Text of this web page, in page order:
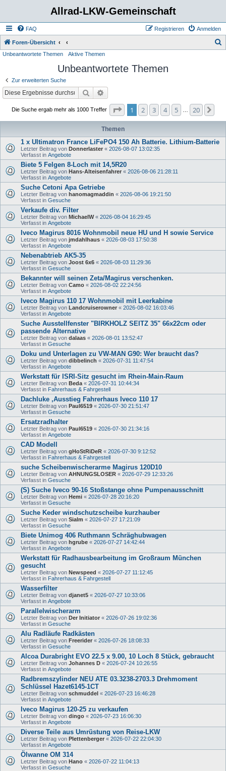
Allrad-LKW-Gemeinschaft
FAQ Anmelden
Registrieren
Foren-Übersicht
Unbeantwortete Themen Aktive Themen
Unbeantwortete Themen
Zur erweiterten Suche
Suche
Die Suche ergab mehr als 1000 Treffer Seite von
1 2 3 4 5 20
Themen
1 x Ultimatron France LiFePO4 150 Ah Batterie. Lithium-Batterie
Letzter Beitrag von Donnerlaster « 2026-08-07 13:02:35
Verfasst in Angebote
Biete 5 Felgen 8-Loch mit 14,5R20
Letzter Beitrag von Hans-Alteisenfahrer « 2026-08-06 21:28:11
Verfasst in Angebote
Suche Cetoni Apa Getriebe
Letzter Beitrag von hanomagmaddin « 2026-08-06 19:21:50
Verfasst in Gesuche
Verkaufe div. Filter
Letzter Beitrag von MichaelW« 2026-08-04 16:29:45
Verfasst in Angebote
Iveco Magirus 8016 Wohnmobil neue HU und H sowie Service
Letzter Beitrag von jmdahlhaus « 2026-08-03 17:50:38
Verfasst in Angebote
Nebenabtrieb AK5-35
Letzter Beitrag von Joost 6x6 « 2026-08-03 11:29:36
Verfasst in Gesuche
Bekannter will seinen Zeta/Magirus verschenken.
Letzter Beitrag von Camo « 2026-08-02 22:24:56
Verfasst in Angebote
Iveco Magirus 110 17 Wohnmobil mit Leerkabine
Letzter Beitrag von Landcruiserowner « 2026-08-02 16:03:46
Verfasst in Angebote
Suche Ausstellfenster "BIRKHOLZ SEITZ 35" 66x22cm oder
passende Alternative
Letzter Beitrag von dalaas « 2026-08-01 13:52:47
Verfasst in Gesuche
Doku und Unterlagen zu VW-MAN G90: Wer braucht das?
Letzter Beitrag von dibbelinch « 2026-07-31 11:47:54
Verfasst in Angebote
Werkstatt für ISRI-Sitz gesucht im Rhein-Main-Raum
Letzter Beitrag von Beda « 2026-07-31 10:44:34
Verfasst in Fahrerhaus & Fahrgestell
Dachluke ,Ausstieg Fahrerhaus Iveco 110 17
Letzter Beitrag von Paul6519 « 2026-07-30 21:51:47
Verfasst in Gesuche
Ersatzradhalter
Letzter Beitrag von Paul6519 « 2026-07-30 21:34:16
Verfasst in Angebote
CAD Modell
Letzter Beitrag von gHoStRiDeR « 2026-07-30 9:12:52
Verfasst in Fahrerhaus & Fahrgestell
suche Scheibenwischerarme Magirus 120D10
Letzter Beitrag von AHNUNGSLOSER « 2026-07-29 12:33:26
Verfasst in Gesuche
(S) Suche Iveco 90-16 Stoßstange ohne Pumpenausschnitt
Letzter Beitrag von Hemi « 2026-07-28 20:16:20
Verfasst in Gesuche
Suche Keder windschutzscheibe kurzhauber
Letzter Beitrag von Sialm « 2026-07-27 17:21:09
Verfasst in Gesuche
Biete Unimog 406 Ruthmann Schräghubwagen
Letzter Beitrag von hgrube « 2026-07-27 14:42:44
Verfasst in Angebote
Werkstatt für Radhausbearbeitung im Großraum München
gesucht
Letzter Beitrag von Newspeed « 2026-07-27 11:12:45
Verfasst in Fahrerhaus & Fahrgestell
Wasserfilter
Letzter Beitrag von djanet5 « 2026-07-27 10:33:06
Verfasst in Angebote
Parallelwischerarm
Letzter Beitrag von Der Initiator « 2026-07-26 19:02:36
Verfasst in Gesuche
Alu Radläufe Radkästen
Letzter Beitrag von Freerider « 2026-07-26 18:08:33
Verfasst in Gesuche
Alcoa Durabright EVO 22.5 x 9.00, 10 Loch 8 Stück, gebraucht
Letzter Beitrag von Johannes D « 2026-07-24 10:26:55
Verfasst in Angebote
Radbremszylinder NEU ATE 03.3238-2703.3 Drehmoment
Schlüssel Hazet6145-1CT
Letzter Beitrag von schmuddel « 2026-07-23 16:46:28
Verfasst in Angebote
Iveco Magirus 120-25 zu verkaufen
Letzter Beitrag von dingo « 2026-07-23 16:06:30
Verfasst in Angebote
Diverse Teile aus Umrüstung von Reise-LKW
Letzter Beitrag von Plettenberger « 2026-07-22 22:04:30
Verfasst in Angebote
Ölwanne OM 314
Letzter Beitrag von Hano « 2026-07-22 11:04:13
Verfasst in Gesuche